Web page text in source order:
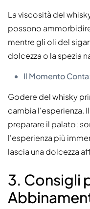
La viscosità del
possono
mentre gli oli del
dolcezza o la spezia
Il Momento
Godere del whisky
cambia l'esperienza.
preparare il palato;
l'esperienza più
lascia una dolcezza
3. Consigli